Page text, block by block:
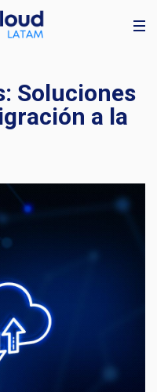
Soluciones
a la